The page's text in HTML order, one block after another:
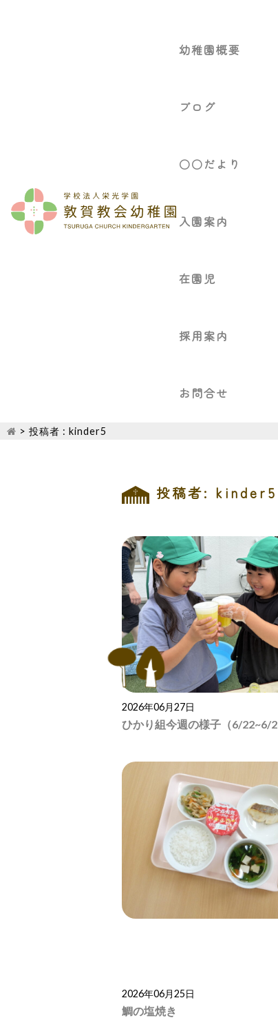
幼稚園概要
ブログ
○○だより
入園案内
在園児
採用案内
お問合せ
> 投稿者 : kinder5
投稿者: kinder5
2026年06月27日
ひかり組今週の様子（6/22~6/
2026年06月25日
鯛の塩焼き